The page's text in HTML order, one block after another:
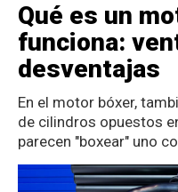
Qué es un
funciona:
desventajas
En el motor bóxer,
de cilindros opuestos
parecen "boxear" uno